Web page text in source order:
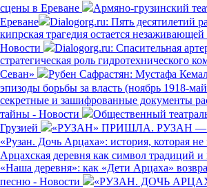
сцены в Ереване
Армяно-грузинский
Ереване
Dialogorg.ru: Пять десятилетий
кипрская трагедия остается
Новости
Dialogorg.ru: Спасительная
стратегическая роль гидротехнического
Севан»
Рубен Сафрастян: Мустафа
эпизоды борьбы за власть (ноябрь 1918-
секретные и зашифрованные документы
тайны - Новости
Общественный
Грузией
«РУЗАН» ПРИШЛА. РУЗАН
«Рузан. Дочь Арцаха»: история, которая не
Арцахская деревня как символ традиций и
«Наша деревня»: как «Дети Арцаха»
песню - Новости
«РУЗАН. ДОЧЬ